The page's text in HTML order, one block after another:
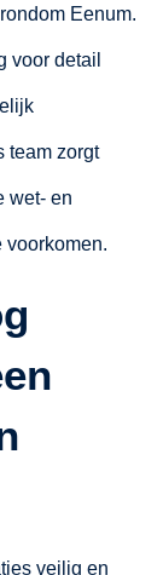
Eenum.
voor detail
team zorgt
wet- en
voorkomen.
veilig en